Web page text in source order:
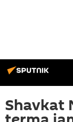
Shavkat